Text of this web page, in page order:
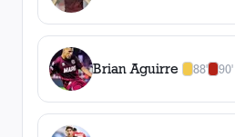
Brian Aguirre 88' 90'
1amarilla